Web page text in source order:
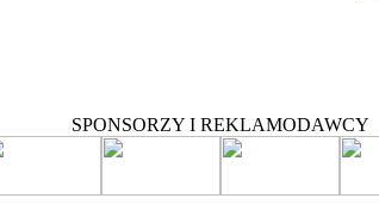
SPONSORZY I REKLAMODAWCY